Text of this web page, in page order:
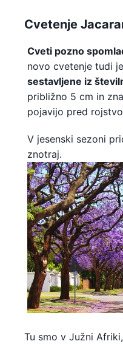
Cvetenje
Cveti pozno
novo cvetenje tudi
sestavljene iz
približno 5 cm in
pojavijo pred
V jesenski sezoni
znotraj.
Tu smo v Južni